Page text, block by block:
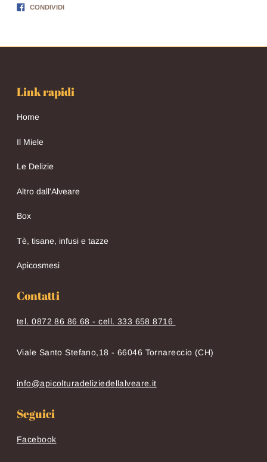
CONDIVIDICondividi
Link rapidi
Home
Il Miele
Le Delizie
Altro dall'Alveare
Box
Tè, tisane, infusi e tazze
Apicosmesi
Contatti
tel. 0872 86 86 68 - cell. 333 658 8716
Viale Santo Stefano,18 - 66046 Tornareccio (CH)
info@apicolturadeliziedellalveare.it
Seguici
Facebook